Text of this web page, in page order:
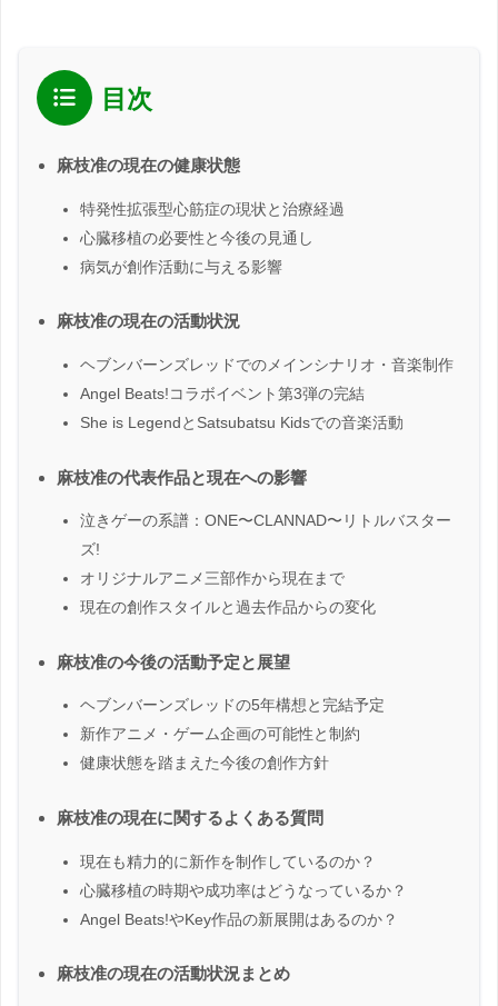
目次
麻枝准の現在の健康状態
特発性拡張型心筋症の現状と治療経過
心臓移植の必要性と今後の見通し
病気が創作活動に与える影響
麻枝准の現在の活動状況
ヘブンバーンズレッドでのメインシナリオ・音楽制作
Angel Beats!コラボイベント第3弾の完結
She is LegendとSatsubatsu Kidsでの音楽活動
麻枝准の代表作品と現在への影響
泣きゲーの系譜：ONE〜CLANNAD〜リトルバスター
ズ!
オリジナルアニメ三部作から現在まで
現在の創作スタイルと過去作品からの変化
麻枝准の今後の活動予定と展望
ヘブンバーンズレッドの5年構想と完結予定
新作アニメ・ゲーム企画の可能性と制約
健康状態を踏まえた今後の創作方針
麻枝准の現在に関するよくある質問
現在も精力的に新作を制作しているのか？
心臓移植の時期や成功率はどうなっているか？
Angel Beats!やKey作品の新展開はあるのか？
麻枝准の現在の活動状況まとめ